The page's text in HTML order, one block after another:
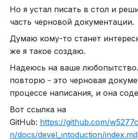
прерывания и как переносить
одного чипа на другой? А еще
погружаться в тяжелый
более ассемблера.
Я хочу использовать язык
чтобы он был максимально
программа не падала из-за
массивов, чтобы я мог
переполнения примитивов,
нормальная работа с
Но я устал писать в стол и
часть черновой документации.
Думаю кому-то станет
же я такое создаю.
Надеюсь на ваше
повторю - это черновая
процессе написания, и она
Вот ссылка на
GitHub: https://github.com/
n/docs/devel_intoduction/index.md